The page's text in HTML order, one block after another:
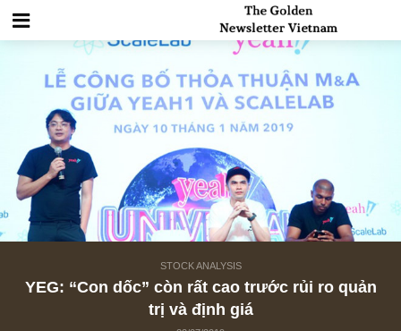
STOCK ANALYSIS
YEG: “Con dốc” còn rất cao trước rủi ro